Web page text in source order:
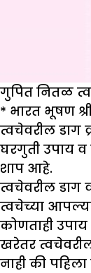
गुपित नितळ
* भारत भूषण
त्वचेवरील डाग
घरगुती उपाय
शाप आहे.
त्वचेवरील डाग
त्वचेच्या
कोणताही
खरेतर
नाही की